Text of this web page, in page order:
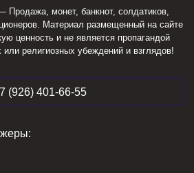
монет, банкнот, солдатиков,
Материал размещенный на сайте
ценность и не является пропагандой
или религиозных убеждений и взглядов!
(926) 401-66-55